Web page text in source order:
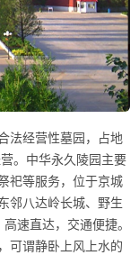
法经营性墓园，占地
。中华永久陵园主要
祀等服务，位于京城
邻八达岭长城、野生
速直达，交通便捷。
可谓静卧上风上水的